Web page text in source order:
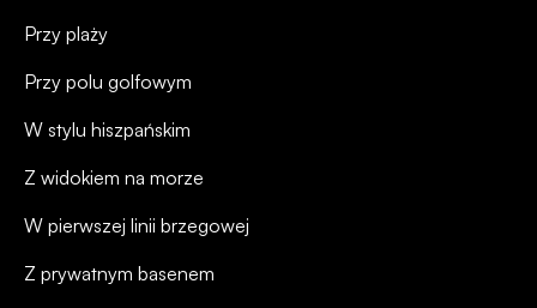
Przy plaży
Przy polu golfowym
W stylu hiszpańskim
Z widokiem na morze
W pierwszej linii brzegowej
Z prywatnym basenem